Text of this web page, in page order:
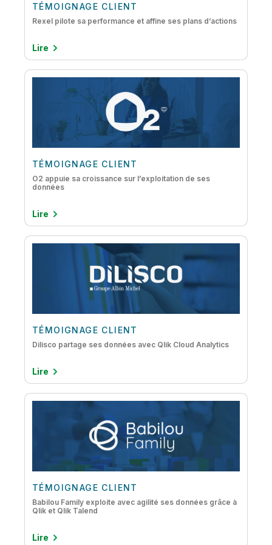
Qualité et gouvernance des données
Streaming de données
TÉMOIGNAGE CLIENT
Rexel pilote sa performance et affine ses plans d’actions
Lire
TÉMOIGNAGE CLIENT
O2 appuie sa croissance sur l’exploitation de ses
données
Lire
TÉMOIGNAGE CLIENT
Dilisco partage ses données avec Qlik Cloud Analytics
Lire
TÉMOIGNAGE CLIENT
Babilou Family exploite avec agilité ses données grâce à
Qlik et Qlik Talend
Lire